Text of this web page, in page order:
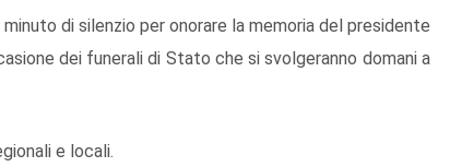
di silenzio per onorare la memoria del presidente
dei funerali di Stato che si svolgeranno domani a
e locali.